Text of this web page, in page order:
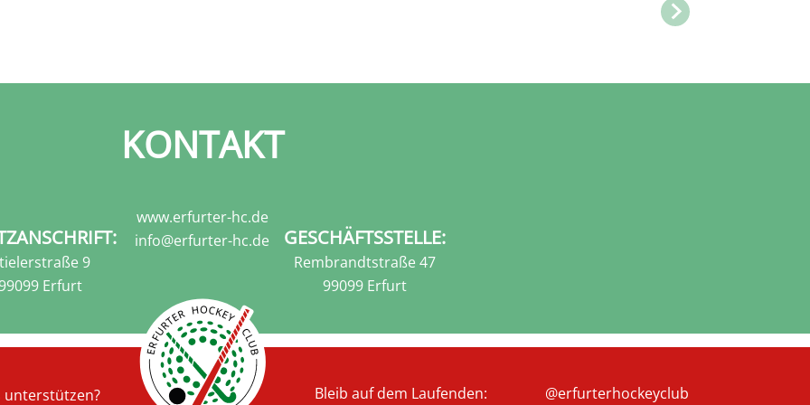
9
Erfurt
KONTAKT
www.erfurter-hc.de
info@erfurter-hc.de
GESCHÄFTSSTELLE:
Rembrandtstraße 47
99099 Erfurt
unterstützen? Bleib auf dem Laufenden: @erfurterhockeyclub